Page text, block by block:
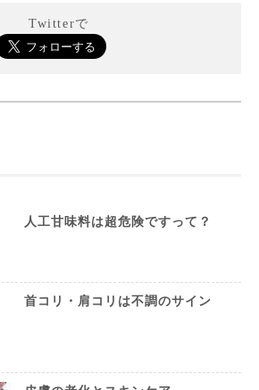
Twitterで
人工甘味料は超危険ですって？
首コリ・肩コリは不調のサイン